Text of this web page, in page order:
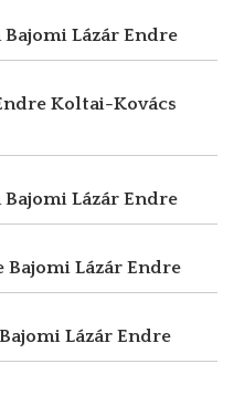
Bajomi Lázár Endre
Koltai-Kovács
Bajomi Lázár Endre
Bajomi Lázár Endre
Bajomi Lázár Endre